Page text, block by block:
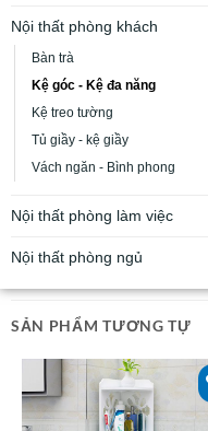
Nội thất phòng khách
Bàn trà
Kệ góc - Kệ đa năng
Kệ treo tường
Tủ giầy - kệ giầy
Vách ngăn - Bình phong
Nội thất phòng làm việc
Nội thất phòng ngủ
SẢN PHẨM TƯƠNG TỰ